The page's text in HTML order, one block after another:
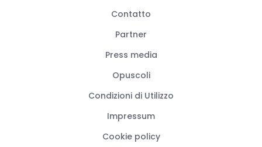
Contatto
Partner
Press media
Opuscoli
Condizioni di Utilizzo
Impressum
Cookie policy